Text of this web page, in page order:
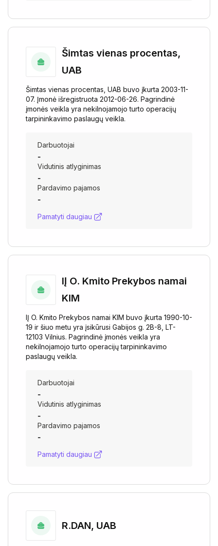
Šimtas vienas procentas,
UAB
Šimtas vienas procentas, UAB buvo įkurta 2003-11-
07. Įmonė išregistruota 2012-06-26. Pagrindinė
įmonės veikla yra nekilnojamojo turto operacijų
tarpininkavimo paslaugų veikla.
Darbuotojai
-
Vidutinis atlyginimas
-
Pardavimo pajamos
-
Pamatyti daugiau
IĮ O. Kmito Prekybos namai
KIM
IĮ O. Kmito Prekybos namai KIM buvo įkurta 1990-10-
19 ir šiuo metu yra įsikūrusi Gabijos g. 2B-8, LT-
12103 Vilnius. Pagrindinė įmonės veikla yra
nekilnojamojo turto operacijų tarpininkavimo
paslaugų veikla.
Darbuotojai
-
Vidutinis atlyginimas
-
Pardavimo pajamos
-
Pamatyti daugiau
R.DAN, UAB